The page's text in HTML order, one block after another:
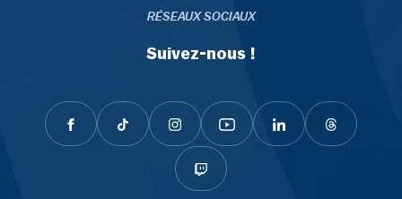
RÉSEAUX SOCIAUX
Suivez-nous !